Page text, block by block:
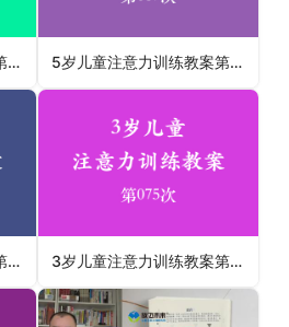
5岁儿童注意力训练教案第049次 共96次 5岁儿童注意力训练教案第067次 共96次
3岁儿童注意力训练教案第078次 共96次 3岁儿童注意力训练教案第075次 共96次